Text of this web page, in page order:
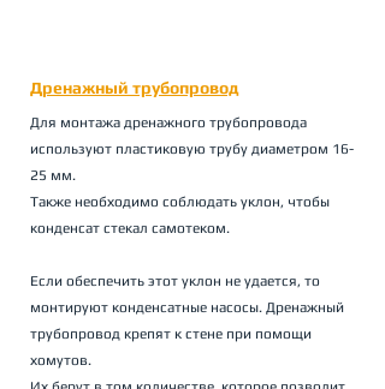
Дренажный трубопровод
Для монтажа дренажного трубопровода
используют пластиковую трубу диаметром 16-
25 мм.
Также необходимо соблюдать уклон, чтобы
конденсат стекал самотеком.
Если обеспечить этот уклон не удается, то
монтируют конденсатные насосы. Дренажный
трубопровод крепят к стене при помощи
хомутов.